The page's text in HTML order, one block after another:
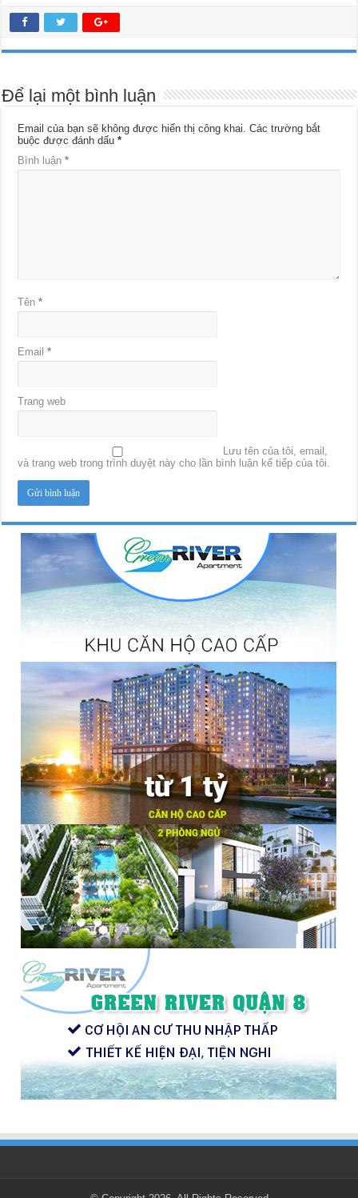
Để lại một bình luận
Email của bạn sẽ không được hiển thị công khai. Các trường bắt
buộc được đánh dấu*
Bình luận*
Tên*
Email*
Trang web
Lưu tên của tôi, email,
và trang web trong trình duyệt này cho lần bình luận kế tiếp của tôi.